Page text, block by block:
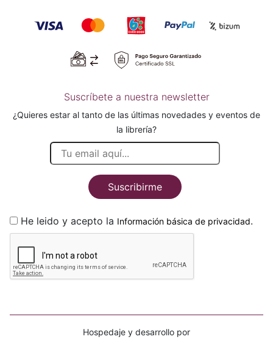
Suscríbete a nuestra newsletter
¿Quieres estar al tanto de las últimas novedades y eventos de
la librería?
Suscribirme
He leido y acepto la Información básica de privacidad.
Hospedaje y desarrollo por